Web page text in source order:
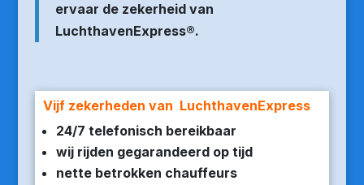
ervaar de zekerheid van
LuchthavenExpress®.
Vijf zekerheden van LuchthavenExpress
24/7 telefonisch bereikbaar
wij rijden gegarandeerd op tijd
nette betrokken chauffeurs